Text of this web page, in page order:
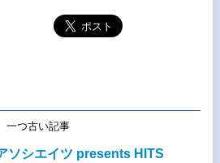
一つ古い記事
ソシエイツ presents HITS